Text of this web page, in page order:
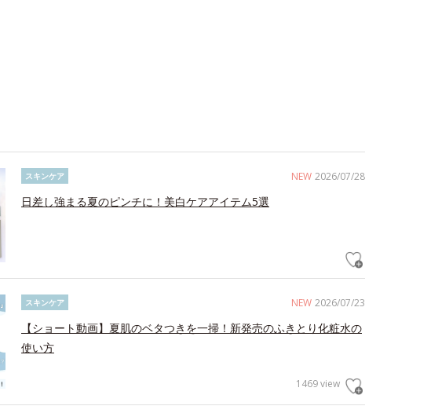
NEW 2026/07/28
スキンケア
日差し強まる夏のピンチに！美白ケアアイテム5選
NEW 2026/07/23
スキンケア
【ショート動画】夏肌のベタつきを一掃！新発売のふきとり化粧水の
使い方
1469 view